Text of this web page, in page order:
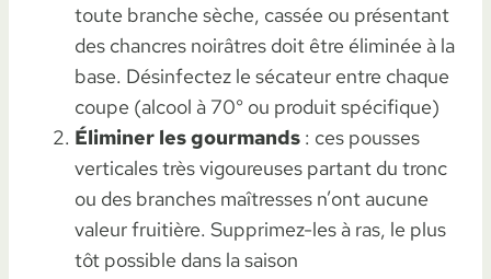
toute branche sèche, cassée ou présentant
des chancres noirâtres doit être éliminée à la
base. Désinfectez le sécateur entre chaque
coupe (alcool à 70° ou produit spécifique)
Éliminer les gourmands : ces pousses
verticales très vigoureuses partant du tronc
ou des branches maîtresses n’ont aucune
valeur fruitière. Supprimez-les à ras, le plus
tôt possible dans la saison